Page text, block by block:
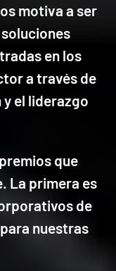
motiva a ser
en los
a través de
el liderazgo
que
La primera es
de
nuestras